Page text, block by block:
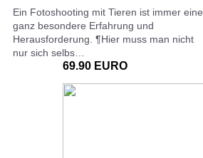
Ein Fotoshooting mit Tieren ist immer eine
ganz besondere Erfahrung und
Herausforderung. ¶Hier muss man nicht
nur sich selbs…
69.90 EURO